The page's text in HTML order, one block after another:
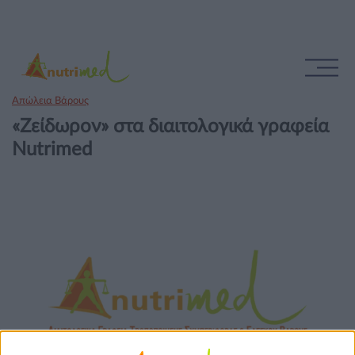
Απώλεια Βάρους
«Ζείδωρον» στα διαιτολογικά γραφεία
Nutrimed